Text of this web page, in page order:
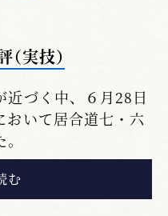
実技）
づく中、６月28日
おいて居合道七・六
委員長より審査員
て説明の後、「受審